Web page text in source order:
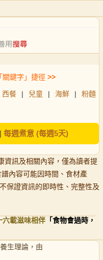
關鍵字」捷徑 >>
西餐 | 兒童 | 海鮮 |
粉麵
每週煮意 (每週5天)
資訊及相關內容，僅為讀者提
內容可能因時間、食材產
保證資訊的即時性、完整性及
六載滋味相伴 「食物會過時，
生理論，由